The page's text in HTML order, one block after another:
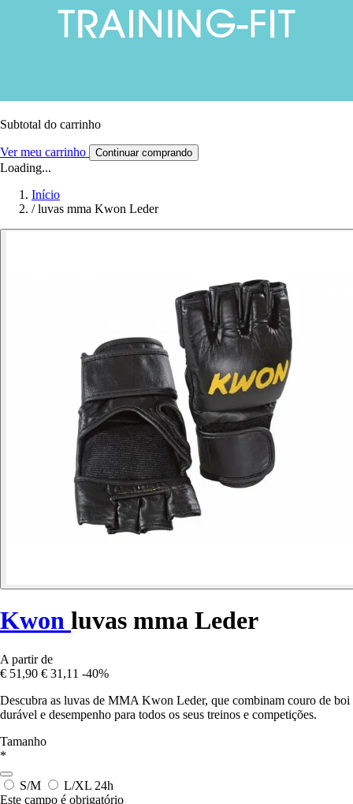
Subtotal do carrinho
Ver meu carrinho Continuar comprando
Loading...
Início
/ luvas mma Kwon Leder
Kwon luvas mma Leder
A partir de
€ 51,90 € 31,11 -40%
Descubra as luvas de MMA Kwon Leder, que combinam couro de boi
durável e desempenho para todos os seus treinos e competições.
Tamanho
*
S/M L/XL 24h
Este campo é obrigatório